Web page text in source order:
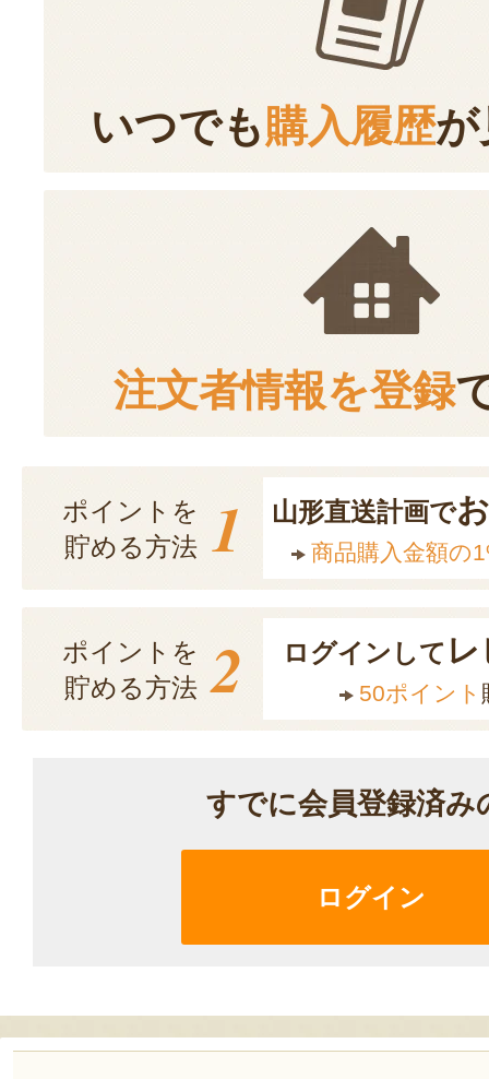
いつでも購入履歴が
注文者情報を登録
ポイントを
貯める方法 1 山形直送計画で
商品購入金額の
ポイントを
貯める方法 2 ログインして
50ポイント
すでに会員登録済み
ログイン